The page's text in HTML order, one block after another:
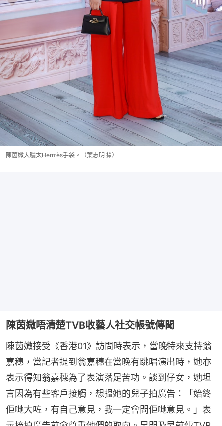
陳茵媺大曬太Hermès手袋。（葉志明 攝）
陳茵媺唔清楚TVB收藝人社交帳號傳聞
陳茵媺接受《香港01》訪問時表示，當晚特來支持翁
嘉穗，當記者提到翁嘉穗在當晚有跳唱演出時，她亦
表示得知翁嘉穗為了表演落足苦功。談到仔女，她坦
言因為有些客戶接觸，想搵她的兒子拍廣告：「始終
佢哋大咗，有自己意見，我一定會問佢哋意見。」表